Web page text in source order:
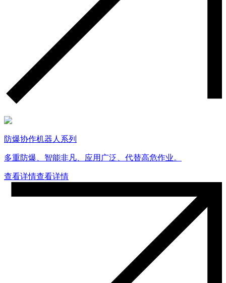
防爆协作机器人系列
多重防爆、智能非凡、应用广泛、代替高危作业。
查看详情查看详情